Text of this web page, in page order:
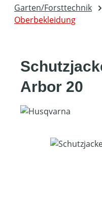
Garten/Forsttechnik
Oberbekleidung
Arbor 20
Bildergalerie